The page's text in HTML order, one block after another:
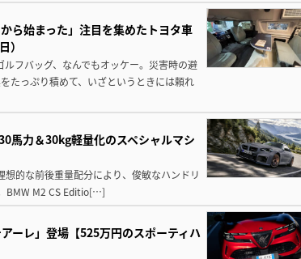
ら始まった」注目を集めたトヨタ車
）
フバッグ、なんでもオッケー。災害時の避
たっぷり積めて、いざというときには頼れ
馬力＆30kg軽量化のスペシャルマシ
的な前後重量配分により、俊敏なハンドリ
BMW M2 CS Editio[…]
ーレ」登場【525万円のスポーティハ